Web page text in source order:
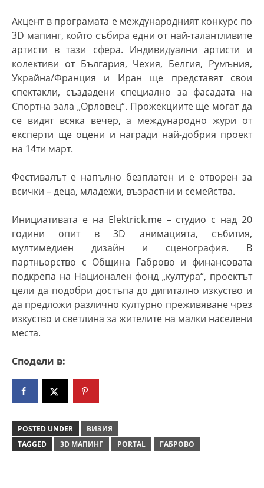
Акцент в програмата е международният конкурс по
3D мапинг, който събира едни от най-талантливите
артисти в тази сфера. Индивидуални артисти и
колективи от България, Чехия, Белгия, Румъния,
Украйна/Франция и Иран ще представят свои
спектакли, създадени специално за фасадата на
Спортна зала „Орловец“. Прожекциите ще могат да
се видят всяка вечер, а международно жури от
експерти ще оцени и награди най-добрия проект
на 14ти март.
Фестивалът е напълно безплатен и е отворен за
всички – деца, младежи, възрастни и семейства.
Инициативата е на Elektrick.me – студио с над 20
години опит в 3D анимацията, събития,
мултимедиен дизайн и сценография. В
партньорство с Община Габрово и финансовата
подкрепа на Национален фонд „култура“, проектът
цели да подобри достъпа до дигитално изкуство и
да предложи различно културно преживяване чрез
изкуство и светлина за жителите на малки населени
места.
Сподели в:
POSTED UNDER
ВИЗИЯ
TAGGED
3D МАПИНГ PORTAL ГАБРОВО